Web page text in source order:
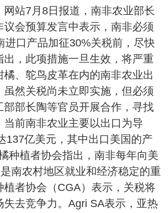
网站7月8日报道，南非农业部长
会预算发言中表示，南非必须
进口产品加征30%关税前，尽快
，此项措施一旦生效，将严重
、鸵鸟皮革在内的南非农业出
虽然关税尚未立即实施，但必须
部长陶等官员开展合作，寻找
前南非农业主要以出口为导
137亿美元，其中出口美国的产
种植者协会指出，南非每年向美
南农村地区就业和经济稳定的重
者协会（CGA）表示，关税将
去竞争力。Agri SA表示，亚热